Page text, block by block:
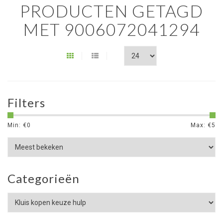
PRODUCTEN GETAGD
MET 9006072041294
Filters
Min: €0 Max: €5
Categorieën